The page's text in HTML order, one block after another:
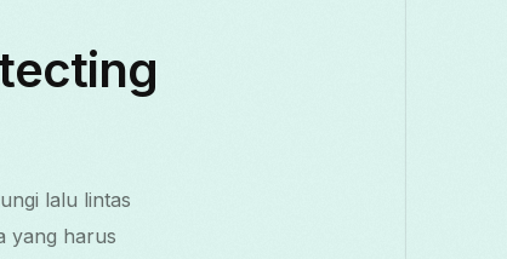
lalu lintas
yang harus